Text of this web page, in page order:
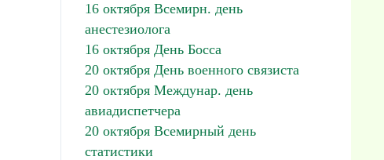
16 октября Всемирн. день
анестезиолога
16 октября День Босса
20 октября День военного связиста
20 октября Междунар. день
авиадиспетчера
20 октября Всемирный день
статистики